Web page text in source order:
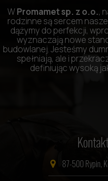
87-500 Rypin,
W Promamet sp. z o.o.,
rodzinne są sercem
dążymy do perfekcji,
wyznaczają nowe
budowlanej. Jesteśmy
spełniają, ale i
definiując wysoką